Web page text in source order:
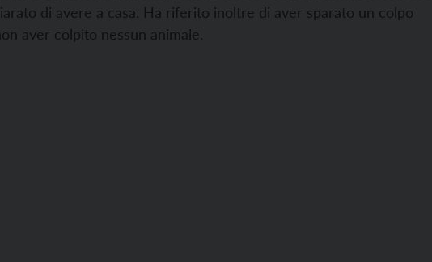
di avere a casa. Ha riferito inoltre di aver sparato un colpo
aver colpito nessun animale.